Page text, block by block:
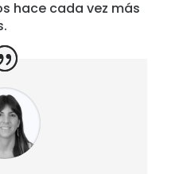
hace cada vez más